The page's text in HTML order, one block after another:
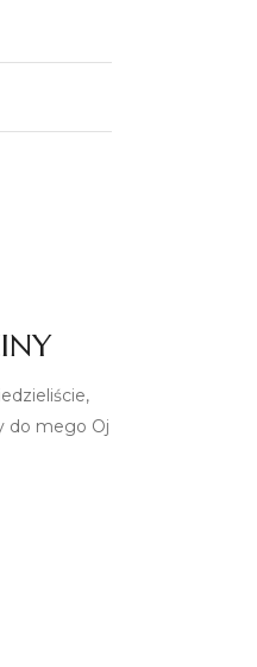
do mego Oj